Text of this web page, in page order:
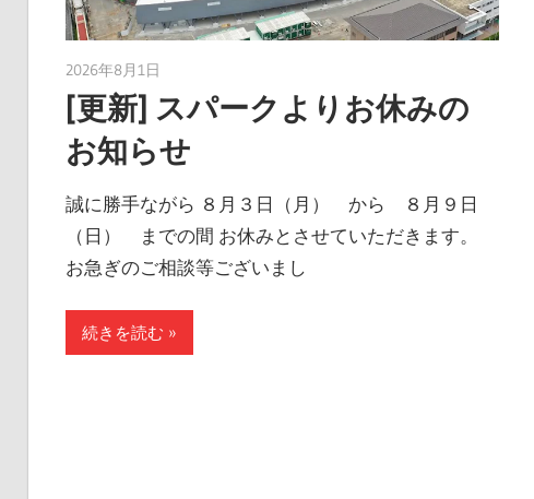
プ
2026年8月1日
[更新] スパークよりお休みの
お知らせ
誠に勝手ながら ８月３日（月） から ８月９日
（日） までの間 お休みとさせていただきます。
お急ぎのご相談等ございまし
続きを読む